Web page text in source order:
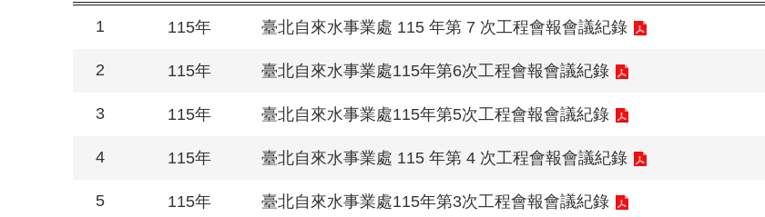
1 115年 臺北自來水事業處 115 年第 7 次工程會報會議紀錄
2 115年 臺北自來水事業處115年第6次工程會報會議紀錄
3 115年 臺北自來水事業處115年第5次工程會報會議紀錄
4 115年 臺北自來水事業處 115 年第 4 次工程會報會議紀錄
5 115年 臺北自來水事業處115年第3次工程會報會議紀錄